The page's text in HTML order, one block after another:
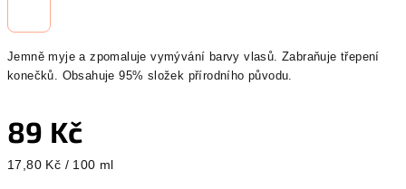
Jemně myje a zpomaluje vymývání barvy vlasů. Zabraňuje třepení
konečků. Obsahuje 95% složek přírodního původu.
89 Kč
Měrná
17,80 Kč / 100 ml